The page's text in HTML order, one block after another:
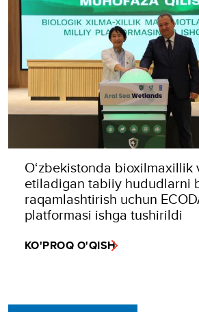
O‘zbekistonda bioxilmaxillik
etiladigan tabiiy hududlarni
raqamlashtirish uchun
platformasi ishga tushirildi
KO'PROQ O'QISH